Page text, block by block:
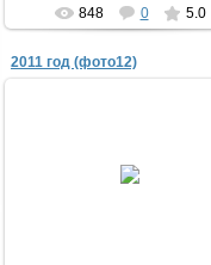
848 0 5.0
2011 год (фото12)